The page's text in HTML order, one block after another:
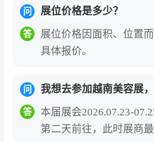
oland Co., Ltd、SANHE
ICS CO.,LTD等。2026年
家参展企业，如需获取完
询获取。
越南胡志明美容展（
m）的参展价值
问 展位价格是多少？
答
展位价格因面积、位置
具体报价。
问 我想去参加越南美容展
答
本届展会2026.07.23-
第二天前往，此时展商